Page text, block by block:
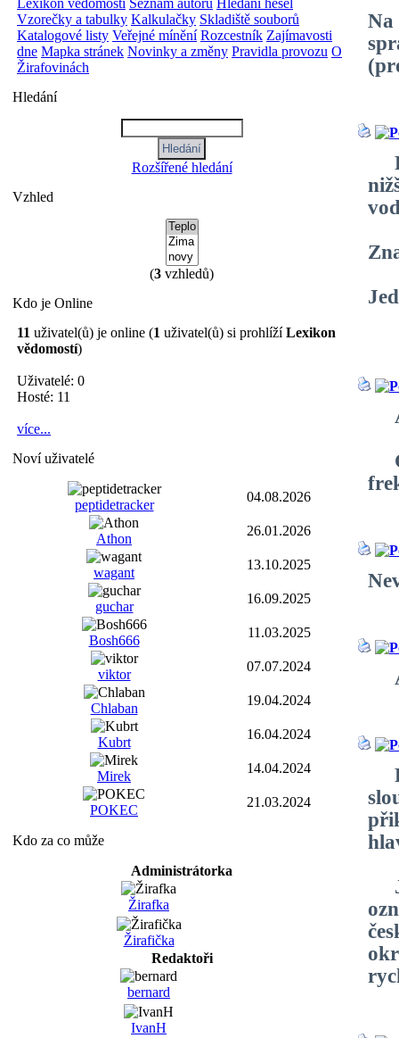
Lexikon vědomostí Seznam autorů Hledání hesel
Vzorečky a tabulky Kalkulačky Skladiště souborů
Katalogové listy Veřejné mínění Rozcestník Zajímavosti
dne Mapka stránek Novinky a změny Pravidla provozu O
Žirafovinách
Hledání
Rozšířené hledání
Vzhled
(3 vzhledů)
Kdo je Online
11 uživatel(ů) je online (1 uživatel(ů) si prohlížíLexikon
vědomostí)
Uživatelé: 0
Hosté: 11
více...
Noví uživatelé
peptidetracker
04.08.2026
Athon
26.01.2026
wagant
13.10.2025
guchar
16.09.2025
Bosh666
11.03.2025
viktor
07.07.2024
Chlaban
19.04.2024
Kubrt
16.04.2024
Mirek
14.04.2024
POKEC
21.03.2024
Kdo za co může
Administrátorka
Žirafka
Žirafička
Redaktoři
bernard
IvanH
Na